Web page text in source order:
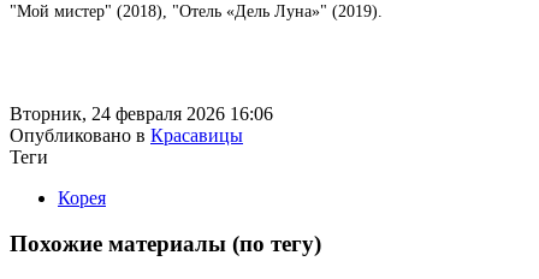
"Мой мистер" (2018), "Отель «Дель Луна»" (2019).
Вторник, 24 февраля 2026 16:06
Опубликовано в Красавицы
Теги
Корея
Похожие материалы (по тегу)